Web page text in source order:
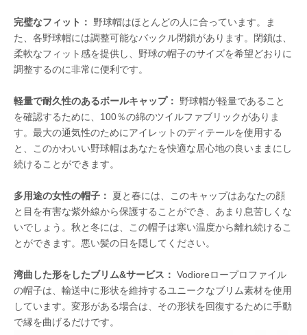
完璧なフィット： 野球帽はほとんどの人に合っています。ま
た、各野球帽には調整可能なバックル閉鎖があります。閉鎖は、
柔軟なフィット感を提供し、野球の帽子のサイズを希望どおりに
調整するのに非常に便利です。
軽量で耐久性のあるボールキャップ：
野球帽が軽量であること
を確認するために、100％の綿のツイルファブリックがありま
す。最大の通気性のためにアイレットのディテールを使用する
と、このかわいい野球帽はあなたを快適な居心地の良いままにし
続けることができます。
多用途の女性の帽子：
夏と春には、このキャップはあなたの顔
と目を有害な紫外線から保護することができ、あまり息苦しくな
いでしょう。秋と冬には、この帽子は寒い温度から離れ続けるこ
とができます。悪い髪の日を隠してください。
湾曲した形をしたブリム&サービス： Vodioreロープロファイル
の帽子は、輸送中に形状を維持するユニークなブリム素材を使用
しています。変形がある場合は、その形状を回復するために手動
で縁を曲げるだけです。